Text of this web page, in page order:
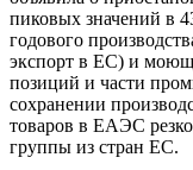
пиковых значений в
годового
экспорт в ЕС) и
позиций и части
сохранении
товаров в ЕАЭС резко
группы из стран ЕС.